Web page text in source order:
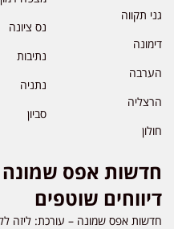
גני תקווה
דימונה
הערבה
הרצליה
חולון
נס ציונה
נתיבות
נתניה
סביון
דיווחים שוטפים
חדשות אפס שמונה – עורכת: ליזה